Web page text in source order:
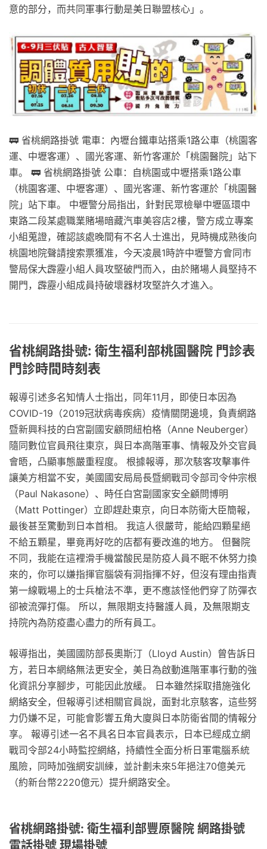
意的部分，而共同軍事行動是美日聯盟核心」。
🚃 省桃網路掛號 電車：內壢台鐵車站搭乘1路公車（桃園客
運、中壢客運）、國光客運、新竹客運於「桃園醫院」站下
車。 🚃 省桃網路掛號 公車：自桃園或中壢搭乘1路公車
（桃園客運、中壢客運）、國光客運、新竹客運於「桃園醫
院」站下車。 中壢警分局指出，針對民眾檢舉中壢區環中
東路二段某處職業賭場暗藏汽車美容店2樓，警方成立專案
小組蒐證，確認該處晚間有不名人士進出，見時機成熟後向
桃園地院聲請搜索票獲准，今天凌晨1時許中壢警方會同市
警局保大霹靂小組人員攻堅破門而入，由於賭場人員堅持不
開門，霹靂小組成員持破壞器材攻堅許久才進入。
省桃網路掛號: 衛生福利部桃園醫院 門診表
門診時間時刻表
報導引述多名知情人士指出，同年11月，即使日本因為
COVID-19（2019冠狀病毒疾病）疫情關閉邊境，負責網路
暨新興科技的白宮副國安顧問紐柏格（Anne Neuberger）
隨同數位官員飛往東京，與日本高階軍事、情報及外交官員
會晤，凸顯事態嚴重程度。 根據報導，那次駭客攻擊事件
讓美方相當不安，美國國安局局長暨網戰司令部司令仲宗根
（Paul Nakasone）、時任白宮副國家安全顧問博明
（Matt Pottinger）立即趕赴東京，向日本防衛大臣簡報，
最後甚至驚動到日本首相。 我這人很嚴苛，能給四顆星絕
不給五顆星，畢竟再好吃的店都有要改進的地方。 但醫院
不同，我能在這裡滑手機當酸民是防疫人員不眠不休努力換
來的，你可以嫌指揮官腦袋有洞指揮不好，但沒有理由指責
第一線戰場上的士兵槍法不準，更不應該怪他們穿了防彈衣
卻被流彈打傷。 所以，無限期支持醫護人員，及無限期支
持院內為防疫盡心盡力的所有員工。
報導指出，美國國防部長奧斯汀（Lloyd Austin）曾告訴日
方，若日本網絡無法更安全，美日為啟動進階軍事行動的強
化資訊分享腳步，可能因此放緩。 日本雖然採取措施強化
網絡安全，但報導引述相關官員說，面對北京駭客，這些努
力仍嫌不足，可能會影響五角大廈與日本防衛省間的情報分
享。 報導引述一名不具名日本官員表示，日本已經成立網
戰司令部24小時監控網絡，持續性全面分析日軍電腦系統
風險，同時加強網安訓練，並計劃未來5年挹注70億美元
（約新台幣2220億元）提升網路安全。
省桃網路掛號: 衛生福利部豐原醫院 網路掛號
電話掛號 現場掛號